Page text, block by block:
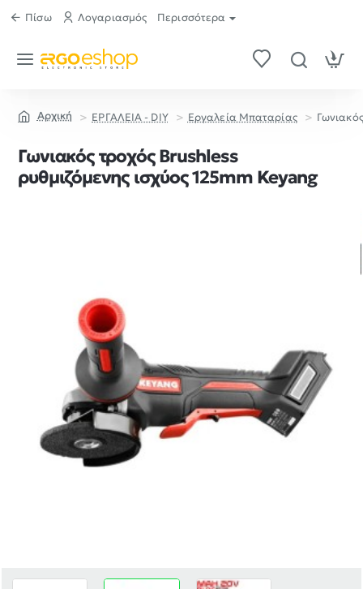
Πίσω Λογαριασμός Περισσότερα
ΕΡΓΑΛΕΙΑ - DIY Εργαλεία Μπαταρίας
Γωνιακός τροχός Brushless
ρυθμιζόμενης ισχύος 125mm Keyang